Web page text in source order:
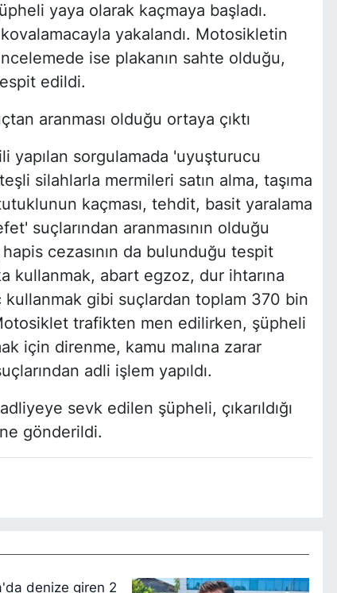
yaya olarak kaçmaya başladı.
yakalandı. Motosikletin
ise plakanın sahte olduğu,
edildi.
aranması olduğu ortaya çıktı
sorgulamada 'uyuşturucu
silahlarla mermileri satın alma, taşıma
kaçması, tehdit, basit yaralama
suçlarından aranmasının olduğu
cezasının da bulunduğu tespit
kullanmak, abart egzoz, dur ihtarına
gibi suçlardan toplam 370 bin
trafikten men edilirken, şüpheli
için direnme, kamu malına zarar
adli işlem yapıldı.
sevk edilen şüpheli, çıkarıldığı
gönderildi.